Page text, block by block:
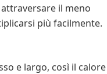
il meno
più facilmente.
e largo, così il calore